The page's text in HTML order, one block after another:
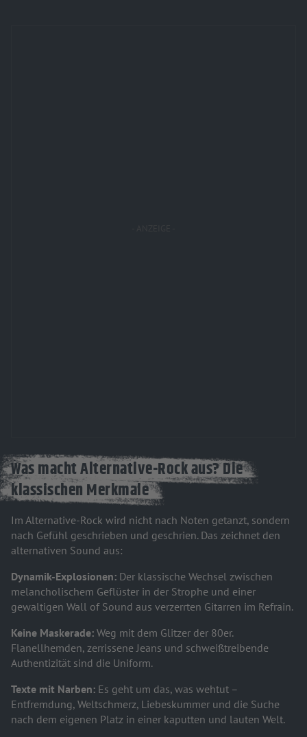
Was macht Alternative-Rock aus? Die
klassischen Merkmale
Im Alternative-Rock wird nicht nach Noten getanzt, sondern
nach Gefühl geschrieben und geschrien. Das zeichnet den
alternativen Sound aus:
Dynamik-Explosionen: Der klassische Wechsel zwischen
melancholischem Geflüster in der Strophe und einer
gewaltigen Wall of Sound aus verzerrten Gitarren im Refrain.
Keine Maskerade: Weg mit dem Glitzer der 80er.
Flanellhemden, zerrissene Jeans und schweißtreibende
Authentizität sind die Uniform.
Texte mit Narben: Es geht um das, was wehtut –
Entfremdung, Weltschmerz, Liebeskummer und die Suche
nach dem eigenen Platz in einer kaputten und lauten Welt.